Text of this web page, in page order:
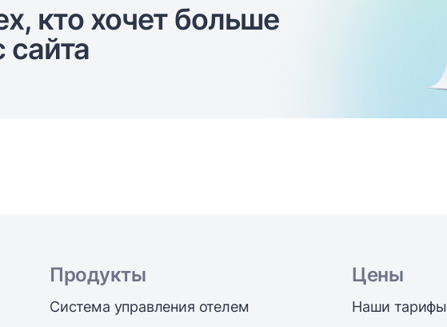
кто хочет больше
сайта
Продукты
Система управления отелем
Цены
Наши тарифы